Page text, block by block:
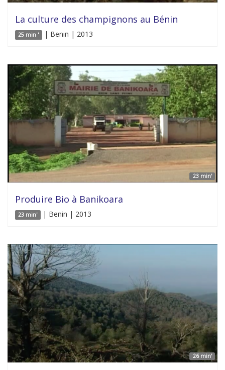
La culture des champignons au Bénin
25 min ' | Benin | 2013
23 min'
Produire Bio à Banikoara
23 min' | Benin | 2013
26 min'